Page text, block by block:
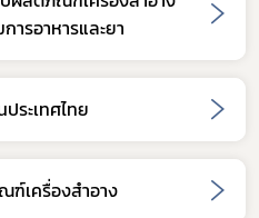
รอาหารและยา
ระเทศไทย
ฑ์เครื่องสำอาง
งการ Subscribe